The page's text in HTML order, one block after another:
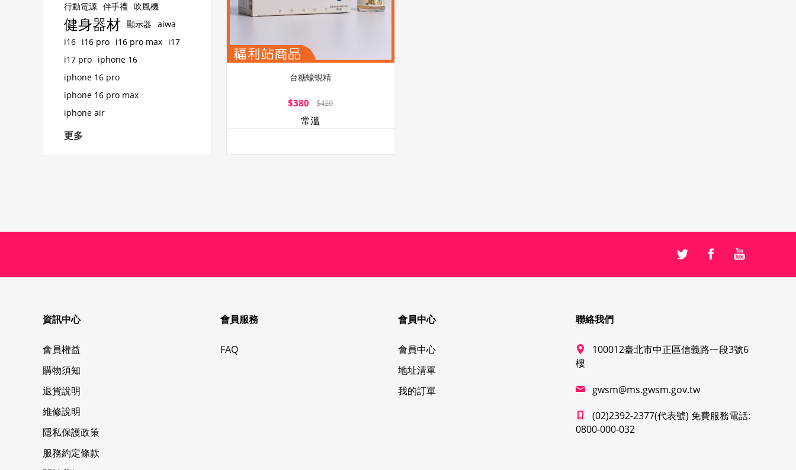
台糖蠔蜆精
$380 $420
常溫
行動電源 伴手禮 吹風機
健身器材 顯示器 aiwa
i16 i16 pro i16 pro max i17
i17 pro iphone 16
iphone 16 pro
iphone 16 pro max
iphone air
更多
資訊中心
會員權益
購物須知
退貨說明
維修說明
隱私保護政策
服務約定條款
會員服務
FAQ
會員中心
會員中心
地址清單
我的訂單
聯絡我們
100012臺北市中正區信義路一段3號6
樓
gwsm@ms.gwsm.gov.tw
(02)2392-2377(代表號) 免費服務電話:
0800-000-032